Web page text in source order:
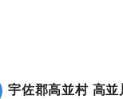
宇佐郡高並村 高並